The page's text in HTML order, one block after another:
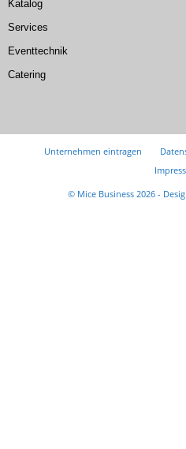
Katalog
Services
Eventtechnik
Catering
Unternehmen eintragen
© Mice Business 2026 -